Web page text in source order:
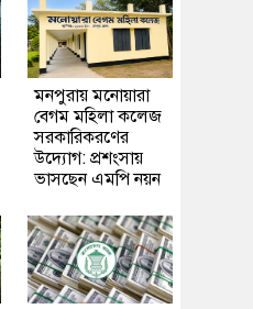
মনপুরায় মনোয়ারা
বেগম মহিলা কলেজ
সরকারিকরণের
উদ্যোগ: প্রশংসায়
ভাসছেন এমপি নয়ন